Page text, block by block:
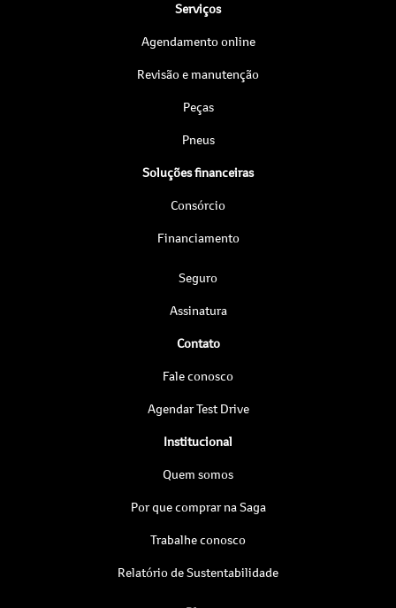
Serviços
Agendamento online
Revisão e manutenção
Peças
Pneus
Soluções financeiras
Consórcio
Financiamento
Seguro
Assinatura
Contato
Fale conosco
Agendar Test Drive
Institucional
Quem somos
Por que comprar na Saga
Trabalhe conosco
Relatório de Sustentabilidade